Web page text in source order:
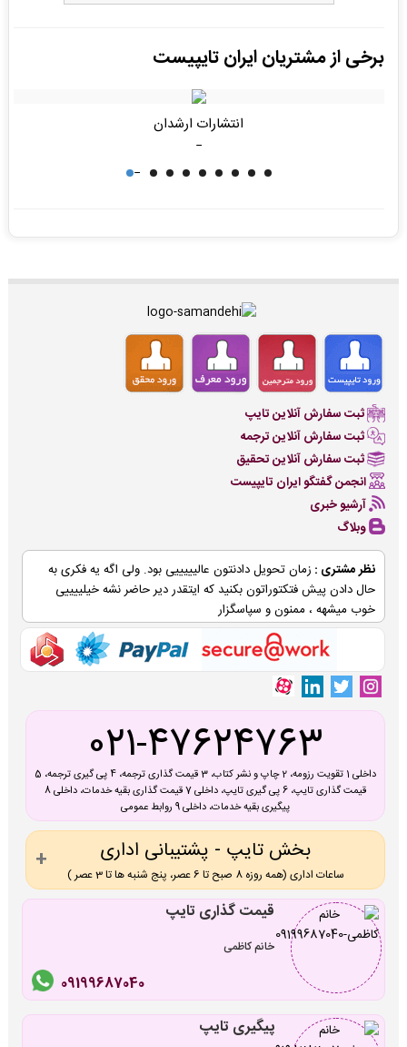
برخی از مشتریان ایران تایپیست
جزیره کارآفرینی
ثبت سفارش آنلاین تایپ
ثبت سفارش آنلاین ترجمه
ثبت سفارش آنلاین تحقیق
انجمن گفتگو ایران تایپیست
آرشیو خبری
وبلاگ
نظر مشتری : زمان تحویل دادنتون عالیییییی بود. ولی اگه یه فکری به
حال دادن پیش فتکتوراتون بکنید که ایتقدر دیر حاضر نشه خیلییییی
خوب میشهه ، ممنون و سپاسگزار
021-47624763
داخلی 1 تقویت رزومه، 2 چاپ و نشر کتاب، 3 قیمت گذاری ترجمه، 4 پی گیری ترجمه، 5
قیمت گذاری تایپ، 6 پی گیری تایپ، داخلی 7 قیمت گذاری بقیه خدمات، داخلی 8
پیگیری بقیه خدمات، داخلی 9 روابط عمومی
بخش تایپ - پشتیبانی اداری
ساعات اداری (همه روزه 8 صبح تا 6 عصر، پنج شنبه ها تا 3 عصر )
قیمت گذاری تایپ
خانم کاظمی
09199687040
پیگیری تایپ